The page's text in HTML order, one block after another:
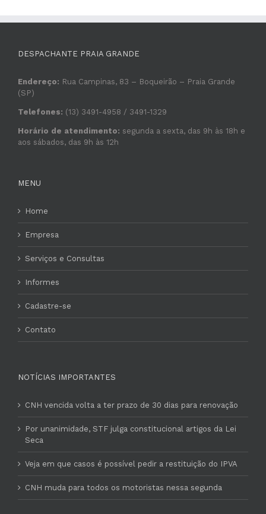
DESPACHANTE PRAIA GRANDE
Endereço: Rua Campinas, 83 – Boqueirão – Praia Grande
(SP)
Telefones: (13) 3491-4958 / 3491-1329
Horário de atendimento: segunda a sexta, das 9h às 18h e
aos sábados, das 9h às 12h
MENU
Home
Empresa
Serviços e Consultas
Informes
Cadastre-se
Contato
NOTÍCIAS IMPORTANTES
CNH vencida volta a ter prazo de 30 dias para renovação
Por unanimidade, STF julga constitucional artigos da Lei
Seca
Veja em que casos é possível pedir a restituição do IPVA
CNH muda para todos os motoristas nessa segunda